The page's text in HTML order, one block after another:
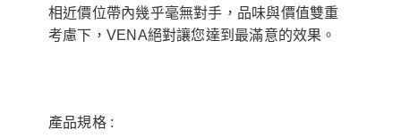
相近價位帶內幾乎毫無對手，品味與價值雙重
考慮下，VENA絕對讓您達到最滿意的效果。
產品規格 :